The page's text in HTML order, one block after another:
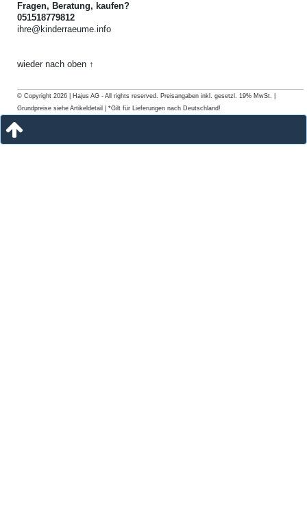
Fragen, Beratung, kaufen?
051518779812
ihre@kinderraeume.info
wieder nach oben ↑
© Copyright 2026 | Hajus AG - All rights reserved. Preisangaben inkl. gesetzl. 19% MwSt. |
Grundpreise siehe Artikeldetail | *Gilt für Lieferungen nach Deutschland!